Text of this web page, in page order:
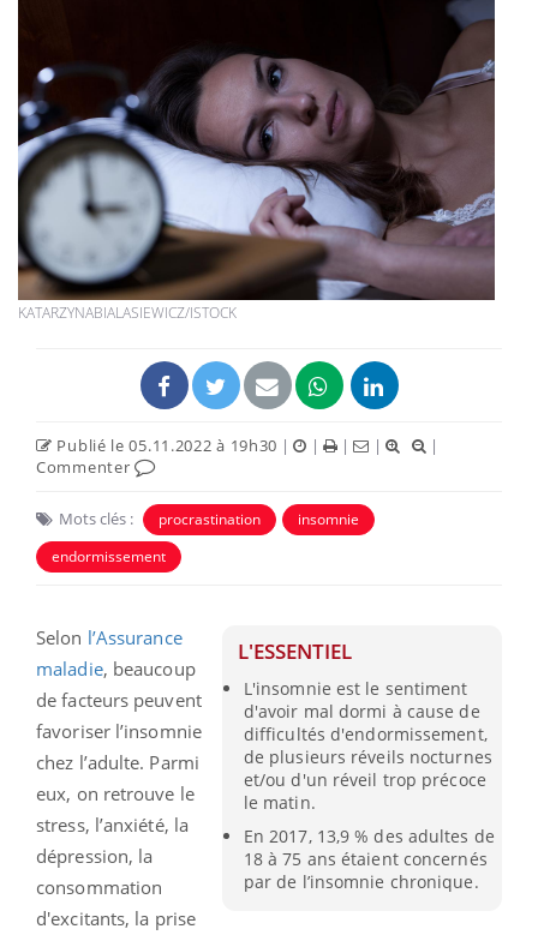
KATARZYNABIALASIEWICZ/ISTOCK
Publié le 05.11.2022 à 19h30 | | | |
|
Commenter
Mots clés : procrastination
insomnie
endormissement
L'ESSENTIEL
L'insomnie est le sentiment
d'avoir mal dormi à cause de
difficultés d'endormissement,
de plusieurs réveils nocturnes
et/ou d'un réveil trop précoce
le matin.
En 2017, 13,9 % des adultes de
18 à 75 ans étaient concernés
par de l’insomnie chronique.
Selon l’Assurance
maladie, beaucoup
de facteurs peuvent
favoriser l’insomnie
chez l’adulte. Parmi
eux, on retrouve le
stress, l’anxiété, la
dépression, la
consommation
d'excitants, la prise